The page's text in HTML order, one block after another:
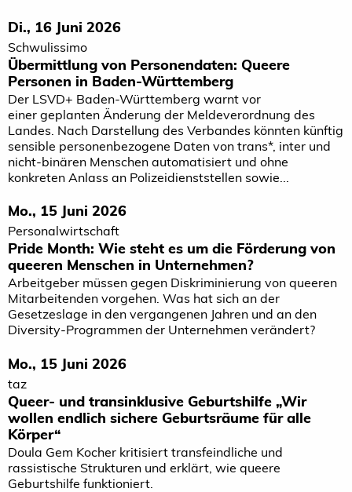
Di., 16 Juni 2026
Schwulissimo
Übermittlung von Personendaten: Queere
Personen in Baden-Württemberg
Der LSVD+ Baden-Württemberg warnt vor
einer geplanten Änderung der Meldeverordnung des
Landes. Nach Darstellung des Verbandes könnten künftig
sensible personenbezogene Daten von trans*, inter und
nicht-binären Menschen automatisiert und ohne
konkreten Anlass an Polizeidienststellen sowie...
Mo., 15 Juni 2026
Personalwirtschaft
Pride Month: Wie steht es um die Förderung von
queeren Menschen in Unternehmen?
Arbeitgeber müssen gegen Diskriminierung von queeren
Mitarbeitenden vorgehen. Was hat sich an der
Gesetzeslage in den vergangenen Jahren und an den
Diversity-Programmen der Unternehmen verändert?
Mo., 15 Juni 2026
taz
Queer- und transinklusive Geburtshilfe „Wir
wollen endlich sichere Geburtsräume für alle
Körper“
Doula Gem Kocher kritisiert transfeindliche und
rassistische Strukturen und erklärt, wie queere
Geburtshilfe funktioniert.